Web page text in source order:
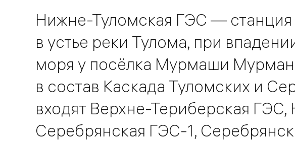
Нижне-Туломская ГЭС — станция
в устье реки Тулома, при
моря у посёлка Мурмаши
в состав Каскада Туломских и
входят Верхне-Териберская
Серебрянская ГЭС-1,